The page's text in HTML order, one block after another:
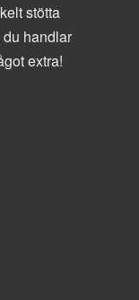
stötta
handlar
extra!